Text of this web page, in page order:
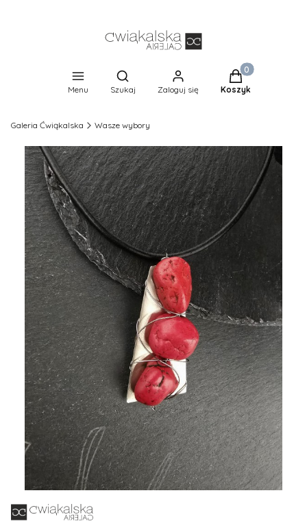
Menu
Otwórz wyszukiwarkę
Szukaj Zaloguj się
Produkty w
Koszyk
Galeria Ćwiąkalska Wasze wybory